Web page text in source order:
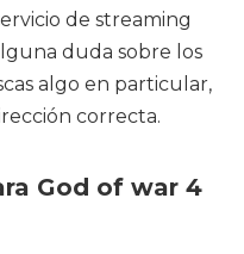
de streaming
duda sobre los
algo en particular,
correcta.
God of war 4